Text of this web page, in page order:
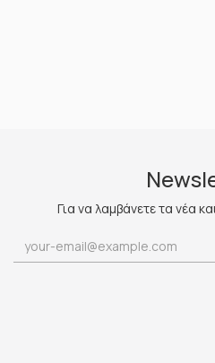
Για να λαμβάνετε τα νέα